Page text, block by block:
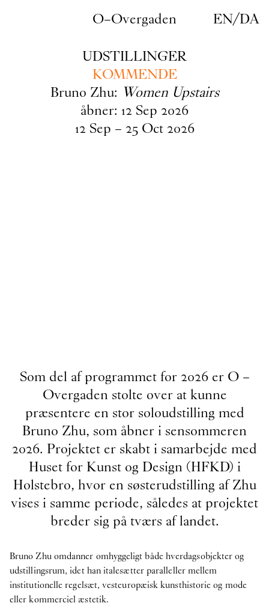
O–Overgaden EN/DA
UDSTILLINGER
KOMMENDE
Bruno Zhu: Women Upstairs
åbner: 12 Sep 2026
12 Sep – 25 Oct 2026
Som del af programmet for 2026 er O –
Overgaden stolte over at kunne
præsentere en stor soloudstilling med
Bruno Zhu, som åbner i sensommeren
2026. Projektet er skabt i samarbejde med
Huset for Kunst og Design (HFKD) i
Holstebro, hvor en søsterudstilling af Zhu
vises i samme periode, således at projektet
breder sig på tværs af landet.
Bruno Zhu omdanner omhyggeligt både hverdagsobjekter og
udstillingsrum, idet han italesætter paralleller mellem
institutionelle regelsæt, vesteuropæisk kunsthistorie og mode
eller kommerciel æstetik.